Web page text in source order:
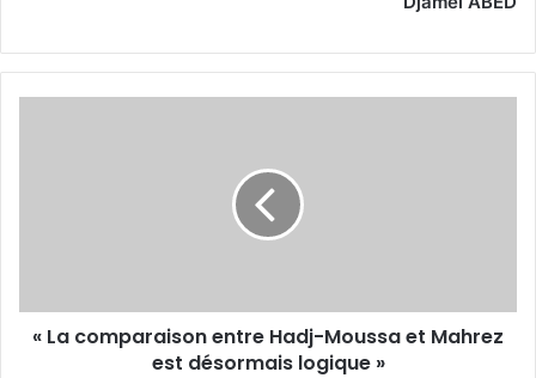
est
désormais
« La comparaison entre Hadj-Moussa et Mahrez
est désormais logique »